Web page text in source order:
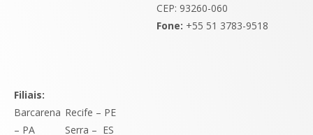
CEP: 93260-060
Fone: +55 51 3783-9518
Filiais:
Barcarena
– PA
Recife – PE
Serra – ES